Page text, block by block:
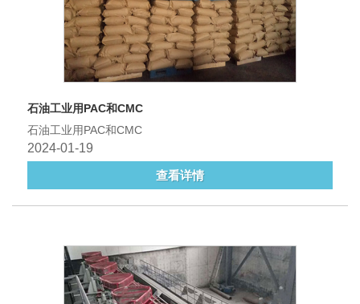
石油工业用PAC和CMC
石油工业用PAC和CMC
2024-01-19
查看详情